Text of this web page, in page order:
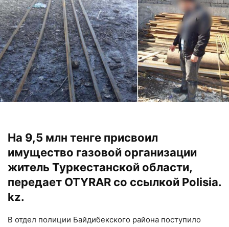
На 9,5 млн тенге присвоил
имущество газовой организации
житель Туркестанской области,
передает OTYRAR со ссылкой Polisia.
kz.
В отдел полиции Байдибекского района поступило